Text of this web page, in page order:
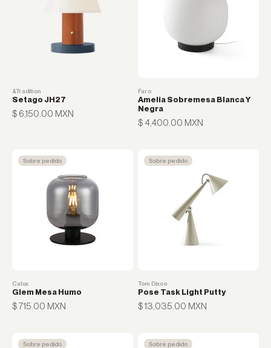
&Tradition
Setago JH27
Precio de oferta
$ 6,150.00 MXN
Faro
Amelia Sobremesa Blanca Y
Negra
Precio de oferta
$ 4,400.00 MXN
Sobre pedido
Calux
Glem Mesa Humo
Precio de oferta
$ 715.00 MXN
Sobre pedido
Tom Dixon
Pose Task Light Putty
Precio de oferta
$ 13,035.00 MXN
Sobre pedido Sobre pedido